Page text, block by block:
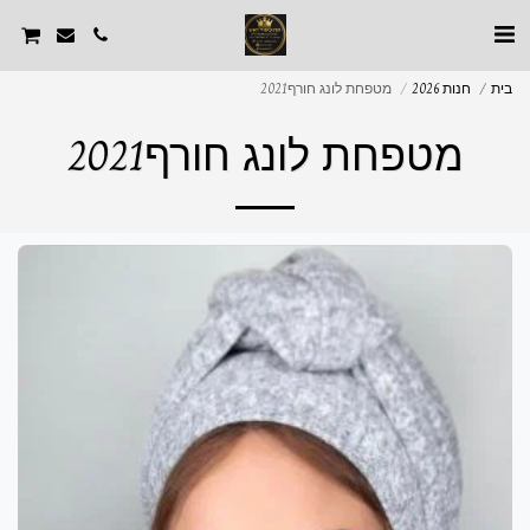
בית חנות 2026 מטפחת לונג חורף2021
מטפחת לונג חורף2021